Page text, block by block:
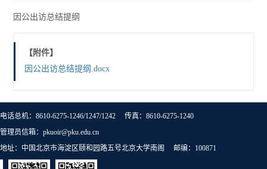
因公出访总结提纲
【附件】
因公出访总结提纲.docx
电话总机：8610-6275-1246/1247/1242 传真：8610-6275-1240
管理员信箱：pkuoir@pku.edu.cn
地址：中国北京市海淀区颐和园路五号北京大学南阁 邮编：100871